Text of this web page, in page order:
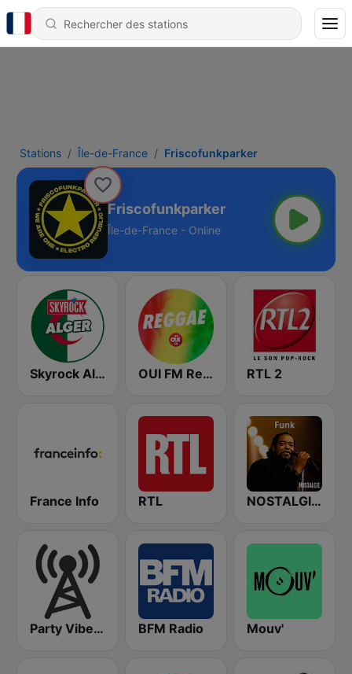
Stations Île-de-France Friscofunkparker
Friscofunkparker
Île-de-France - Online
Skyrock Alger OUI FM Reggae RTL 2
France Info RTL NOSTALGIE FUNK
Party Vibe: Rap, Hip Hop, Trap, Dubstep BFM Radio Mouv'